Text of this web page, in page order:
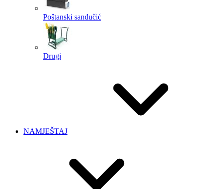
Poštanski sandučić
Drugi
NAMJEŠTAJ